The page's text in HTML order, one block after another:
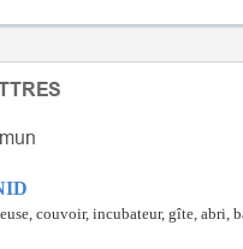
couvoir, incubateur, gîte, abri,